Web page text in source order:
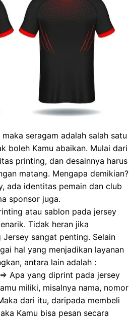
seragam adalah salah satu
boleh Kamu abaikan. Mulai dari
printing, dan desainnya harus
matang. Mengapa demikian?
ada identitas pemain dan club
sponsor juga.
atau sablon pada jersey
Tidak heran jika
sangat penting. Selain
hal yang menjadikan layanan
antara lain adalah :
Apa yang diprint pada jersey
miliki, misalnya nama, nomor
dari itu, daripada membeli
Kamu bisa pesan secara